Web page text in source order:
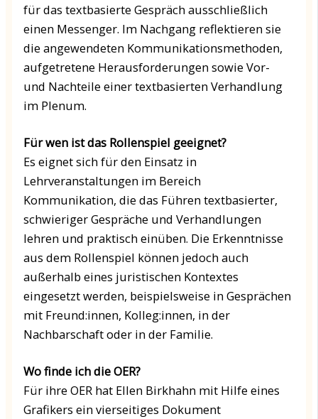
für das textbasierte Gespräch ausschließlich
einen Messenger. Im Nachgang reflektieren sie
die angewendeten Kommunikationsmethoden,
aufgetretene Herausforderungen sowie Vor-
und Nachteile einer textbasierten Verhandlung
im Plenum.
Für wen ist das Rollenspiel geeignet?
Es eignet sich für den Einsatz in
Lehrveranstaltungen im Bereich
Kommunikation, die das Führen textbasierter,
schwieriger Gespräche und Verhandlungen
lehren und praktisch einüben. Die Erkenntnisse
aus dem Rollenspiel können jedoch auch
außerhalb eines juristischen Kontextes
eingesetzt werden, beispielsweise in Gesprächen
mit Freund:innen, Kolleg:innen, in der
Nachbarschaft oder in der Familie.
Wo finde ich die OER?
Für ihre OER hat Ellen Birkhahn mit Hilfe eines
Grafikers ein vierseitiges Dokument